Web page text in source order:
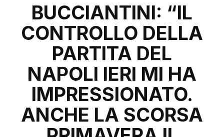
BUCCIANTINI: “IL
CONTROLLO DELLA
PARTITA DEL
NAPOLI IERI MI HA
IMPRESSIONATO.
ANCHE LA SCORSA